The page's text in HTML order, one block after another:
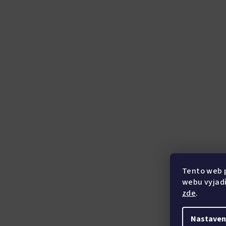
Tento web
webu
zde.